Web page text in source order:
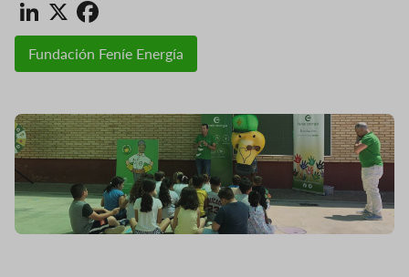
LinkedIn
X
Fundación Feníe Energía